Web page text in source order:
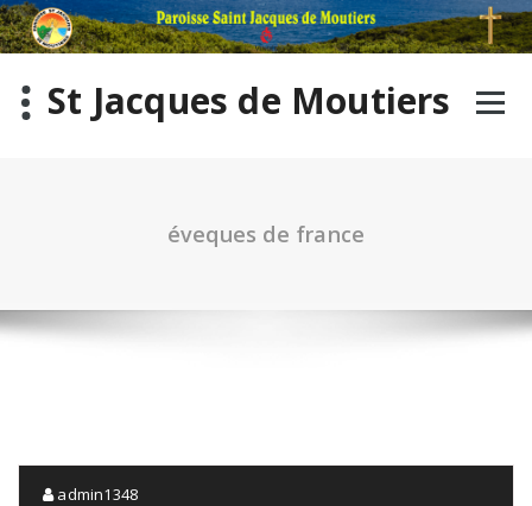
St Jacques de Moutiers
éveques de france
admin1348